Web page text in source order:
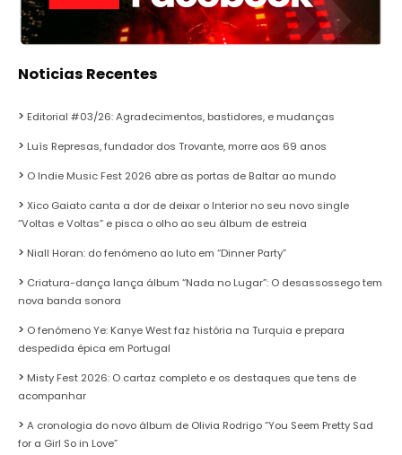
Noticias Recentes
Editorial #03/26: Agradecimentos, bastidores, e mudanças
Luís Represas, fundador dos Trovante, morre aos 69 anos
O Indie Music Fest 2026 abre as portas de Baltar ao mundo
Xico Gaiato canta a dor de deixar o Interior no seu novo single
“Voltas e Voltas” e pisca o olho ao seu álbum de estreia
Niall Horan: do fenómeno ao luto em “Dinner Party”
Criatura-dança lança álbum “Nada no Lugar”: O desassossego tem
nova banda sonora
O fenómeno Ye: Kanye West faz história na Turquia e prepara
despedida épica em Portugal
Misty Fest 2026: O cartaz completo e os destaques que tens de
acompanhar
A cronologia do novo álbum de Olivia Rodrigo “You Seem Pretty Sad
for a Girl So in Love”